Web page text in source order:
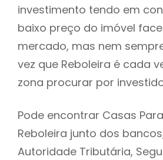
investimento tendo em
baixo preço do imóvel
mercado, mas nem
vez que Reboleira é cada
zona procurar por
Pode encontrar Casas
Reboleira junto dos
Autoridade Tributária,